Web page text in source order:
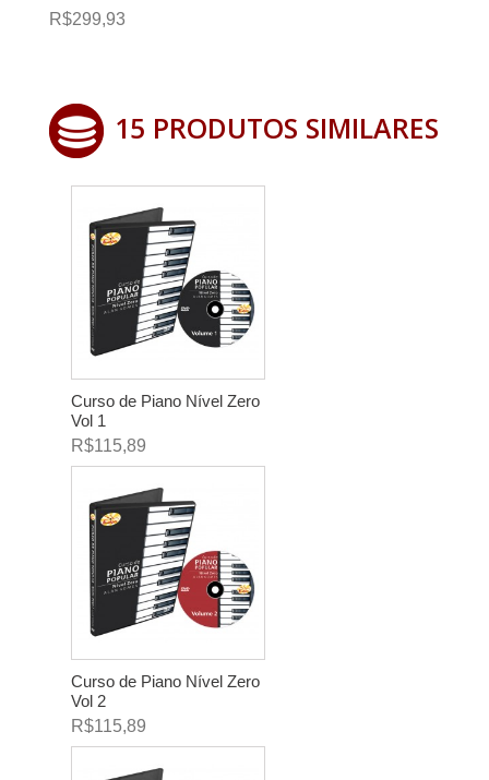
R$299,93
15 PRODUTOS SIMILARES
Curso de Piano Nível Zero
Vol 1
R$115,89
Curso de Piano Nível Zero
Vol 2
R$115,89